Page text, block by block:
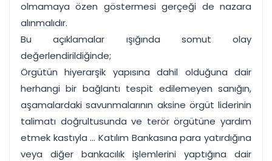
olmamaya özen göstermesi gerçeği de nazara
alınmalıdır.
Bu açıklamalar ışığında somut olay
değerlendirildiğinde;
Örgütün hiyerarşik yapısına dahil olduğuna dair
herhangi bir bağlantı tespit edilemeyen sanığın,
aşamalardaki savunmalarının aksine örgüt liderinin
talimatı doğrultusunda ve terör örgütüne yardım
etmek kastıyla ... Katılım Bankasına para yatırdığına
veya diğer bankacılık işlemlerini yaptığına dair